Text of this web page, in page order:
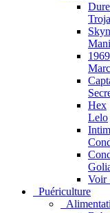
Skyn
1969
Hex
Lelo
Voir
Puériculture